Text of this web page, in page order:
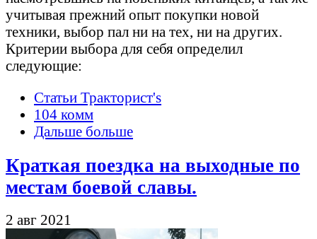
учитывая прежний опыт покупки новой
техники, выбор пал ни на тех, ни на других.
Критерии выбора для себя определил
следующие:
Статьи Тракторист's
104 комм
Дальше больше
Краткая поездка на выходные по
местам боевой славы.
2 авг 2021